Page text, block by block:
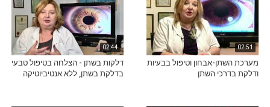
02:51
מערכת השתן-אבחון וטיפול בבעיות
ודלקת בדרכי השתן
02:44
דלקות בשתן - הצלחה בטיפול טבעי
בדלקת בשתן, ללא אנטיביוטיקה